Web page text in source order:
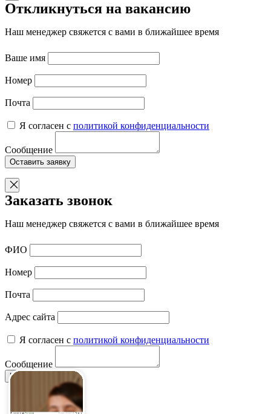
Откликнуться на вакансию
Наш менеджер свяжется с вами в ближайшее время
Ваше имя
Номер
Почта
Я согласен с политикой конфиденциальности
Сообщение
Оставить заявку
Заказать звонок
Наш менеджер свяжется с вами в ближайшее время
ФИО
Номер
Почта
Адрес сайта
Я согласен с политикой конфиденциальности
Сообщение
Написать нам